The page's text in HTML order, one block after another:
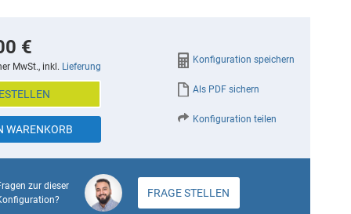
€
MwSt., inkl. Lieferung
WARENKORB
Konfiguration speichern
Als PDF sichern
Konfiguration teilen
zur dieser
FRAGE STELLEN